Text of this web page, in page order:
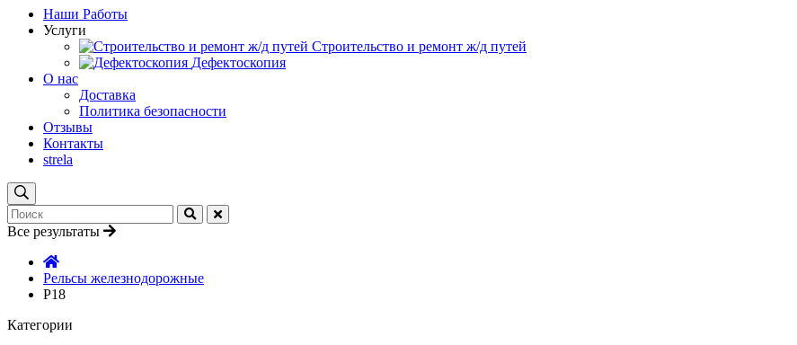
Наши Работы
Услуги
Строительство и ремонт ж/д путей
Дефектоскопия
О нас
Доставка
Политика безопасности
Отзывы
Контакты
strela
Все результаты
Рельсы железнодорожные
Р18
Категории